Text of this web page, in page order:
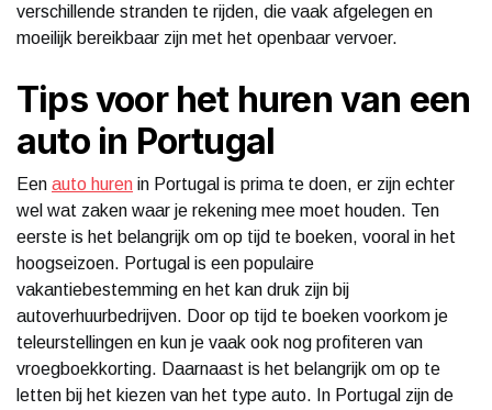
verschillende stranden te rijden, die vaak afgelegen en
moeilijk bereikbaar zijn met het openbaar vervoer.
Tips voor het huren van een
auto in Portugal
Een auto huren in Portugal is prima te doen, er zijn echter
wel wat zaken waar je rekening mee moet houden. Ten
eerste is het belangrijk om op tijd te boeken, vooral in het
hoogseizoen. Portugal is een populaire
vakantiebestemming en het kan druk zijn bij
autoverhuurbedrijven. Door op tijd te boeken voorkom je
teleurstellingen en kun je vaak ook nog profiteren van
vroegboekkorting. Daarnaast is het belangrijk om op te
letten bij het kiezen van het type auto. In Portugal zijn de